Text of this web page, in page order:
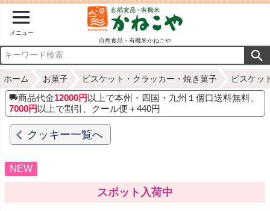
メニュー
自然食品・有機米かねこや
ホーム お菓子 ビスケット・クラッカー・焼き菓子 ビスケッ
商品代金12000円 以上で本州・四国・九州１個口送料無料、
7000円 以上で割引、クール便＋440円
クッキー一覧へ
NEW
スポット入荷中